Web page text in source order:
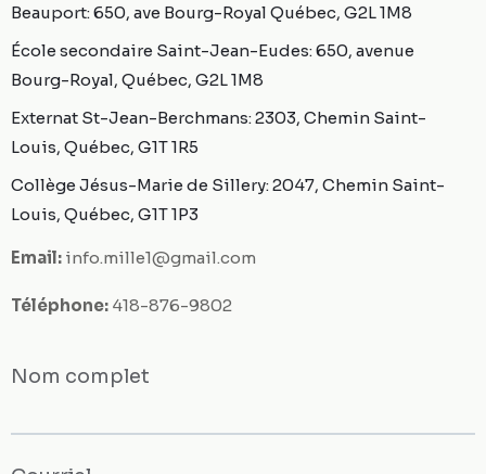
Beauport: 650, ave Bourg-Royal Québec, G2L 1M8
École secondaire Saint-Jean-Eudes: 650, avenue
Bourg-Royal, Québec, G2L 1M8
Externat St-Jean-Berchmans: 2303, Chemin Saint-
Louis, Québec, G1T 1R5
Collège Jésus-Marie de Sillery: 2047, Chemin Saint-
Louis, Québec, G1T 1P3
Email: info.mille1@gmail.com
Téléphone: 418-876-9802
Nom complet